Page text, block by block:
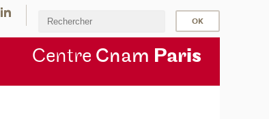
Centre Cnam Paris